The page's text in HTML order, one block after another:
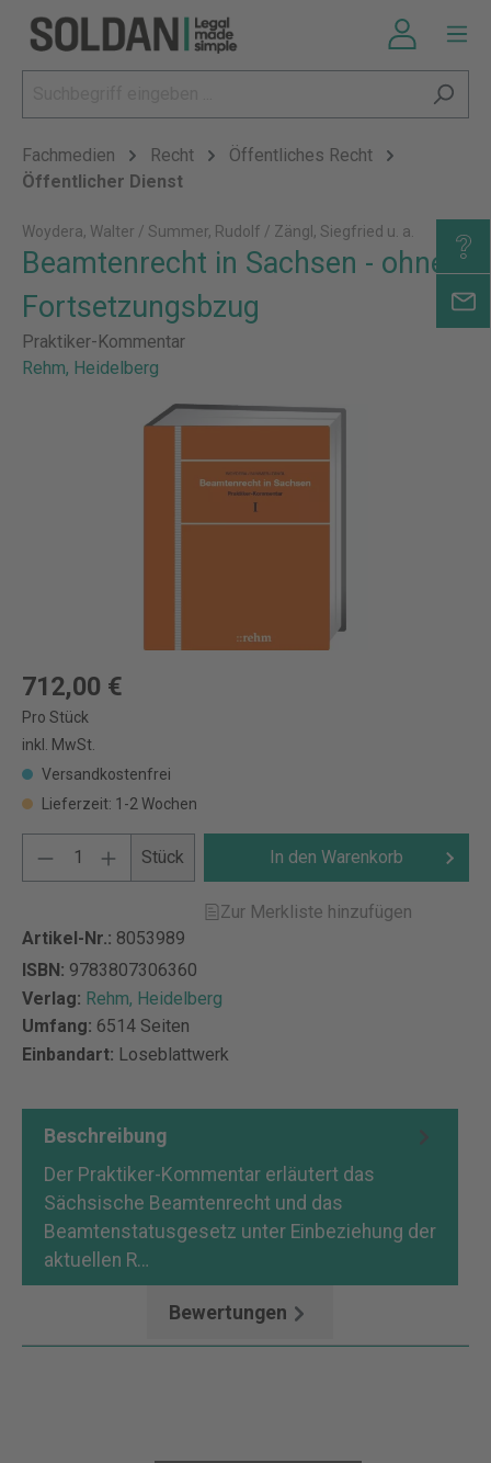
Fachmedien Recht
Öffentliches Recht
Öffentlicher Dienst
Woydera, Walter / Summer, Rudolf / Zängl, Siegfried u. a.
Beamtenrecht in Sachsen - ohne
Fortsetzungsbzug
Praktiker-Kommentar
Rehm, Heidelberg
712,00 €
Pro Stück
inkl. MwSt.
Versandkostenfrei
Lieferzeit: 1-2 Wochen
Stück In den Warenkorb
Zur Merkliste hinzufügen
Artikel-Nr.: 8053989
ISBN: 9783807306360
Verlag: Rehm, Heidelberg
Umfang: 6514 Seiten
Einbandart: Loseblattwerk
Beschreibung
Der Praktiker-Kommentar erläutert das
Sächsische Beamtenrecht und das
Beamtenstatusgesetz unter Einbeziehung der
aktuellen R…
Bewertungen